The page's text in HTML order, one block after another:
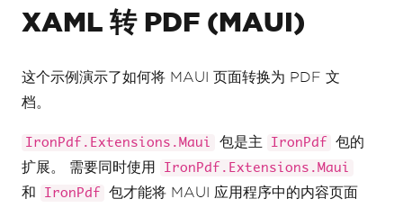
XAML 转 PDF (MAUI)
这个示例演示了如何将 MAUI 页面转换为 PDF 文
档。
IronPdf.Extensions.Maui 包是主 IronPdf
包的
扩展。 需要同时使用
IronPdf.Extensions.Maui
和 IronPdf
包才能将 MAUI 应用程序中的内容页面